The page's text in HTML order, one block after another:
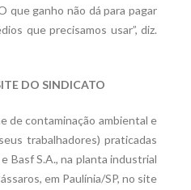
que ganho não dá para pagar
que precisamos usar”, diz.
DO SINDICATO
de contaminação ambiental e
trabalhadores) praticadas
Basf S.A., na planta industrial
em Paulínia/SP, no site